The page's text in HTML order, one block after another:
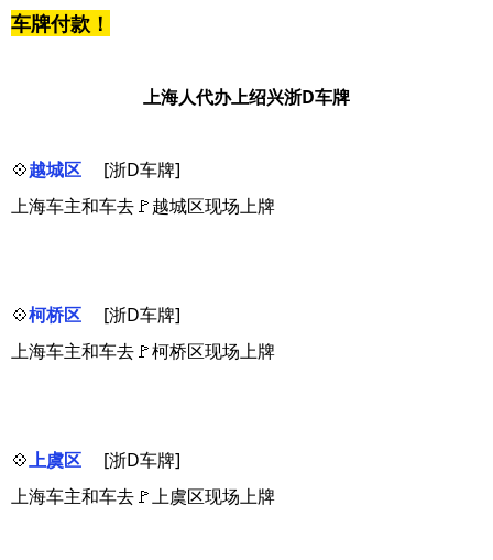
车牌付款！
上海人代办上绍兴浙D车牌
💠越城区
[浙D车牌]
上海车主和车去🚩越城区现场上牌
💠柯桥区
[浙D车牌]
上海车主和车去🚩柯桥区现场上牌
💠上虞区
[浙D车牌]
上海车主和车去🚩上虞区现场上牌